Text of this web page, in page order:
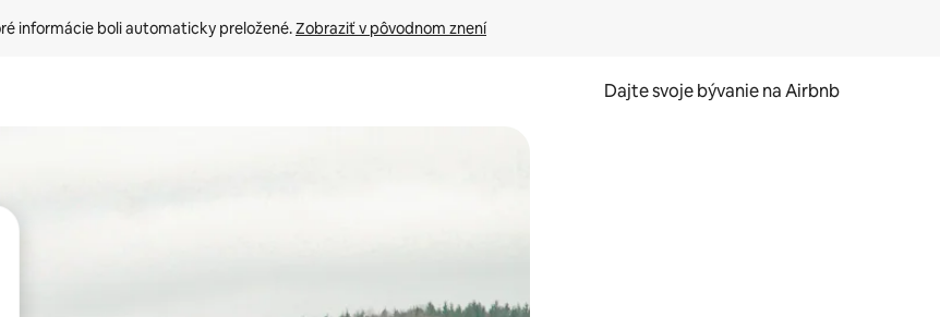
informácie boli automaticky preložené. Zobraziť v pôvodnom znení
Dajte svoje bývanie na Airbnb